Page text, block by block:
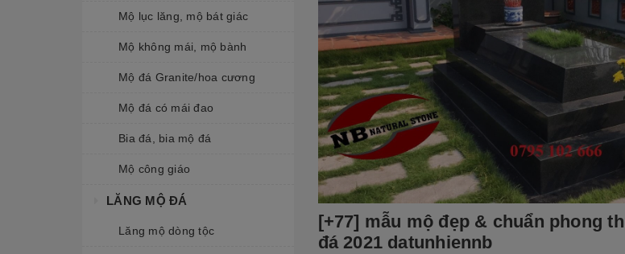
Mộ lục lăng, mộ bát giác
Mộ không mái, mộ bành
Mộ đá Granite/hoa cương
Mộ đá có mái đao
Bia đá, bia mộ đá
Mộ công giáo
LĂNG MỘ ĐÁ
Lăng mộ dòng tộc
[+77] mẫu mộ đẹp & chuẩn phong
đá 2021 datunhiennb